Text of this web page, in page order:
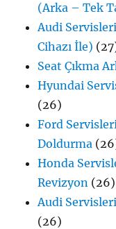
(Arka – Tek
Audi
Cihazı İle)
Seat Çıkma
Hyundai
(26)
Ford
Doldurma
Honda
Revizyon (26)
Audi
(26)